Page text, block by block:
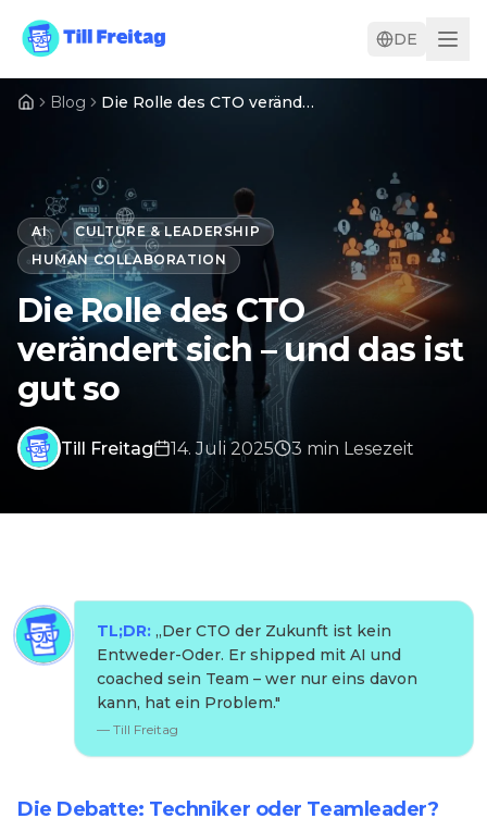
DE
Blog Die Rolle des CTO verändert sich – und das ist gut so
AI
CULTURE & LEADERSHIP
HUMAN COLLABORATION
Die Rolle des CTO
verändert sich – und das ist
gut so
Till Freitag 14. Juli 2025 3 min Lesezeit
TL;DR: „Der CTO der Zukunft ist kein
Entweder-Oder. Er shipped mit AI und
coached sein Team – wer nur eins davon
kann, hat ein Problem."
— Till Freitag
Die Debatte: Techniker oder Teamleader?